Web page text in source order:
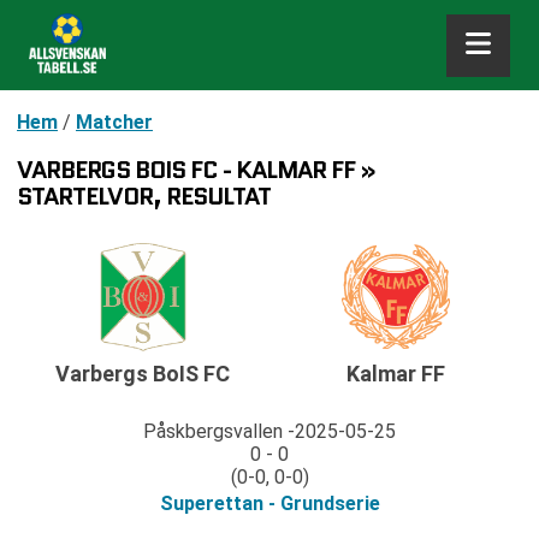
Hem / Matcher
VARBERGS BOIS FC - KALMAR FF »
STARTELVOR, RESULTAT
Varbergs BoIS FC
Påskbergsvallen 2025-05-25
0 - 0
(0-0, 0-0)
Superettan - Grundserie
Kalmar FF